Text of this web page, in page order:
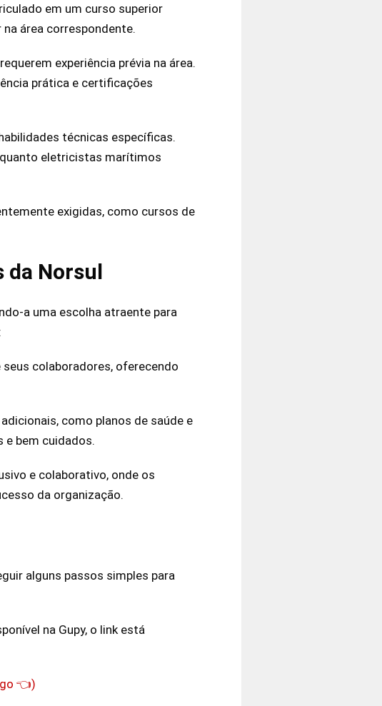
em um curso superior
área correspondente.
experiência prévia na área.
prática e certificações
técnicas específicas.
eletricistas marítimos
exigidas, como cursos de
da Norsul
a uma escolha atraente para
colaboradores, oferecendo
como planos de saúde e
e bem cuidados.
e colaborativo, onde os
da organização.
alguns passos simples para
na Gupy, o link está
👈)